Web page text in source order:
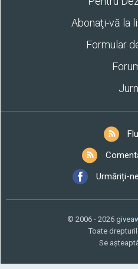
Abonaţi-vă la
Formular
Urmăriți-
© 2006 - 2026
Toate
Se